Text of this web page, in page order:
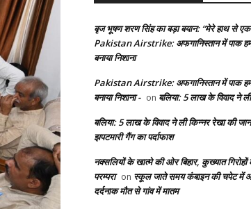
बृज भूषण शरण सिंह का बड़ा बयान: “मेरे हाथ से एक
Pakistan Airstrike: अफगानिस्तान में पाक
बनाया निशाना
Pakistan Airstrike: अफगानिस्तान में पाक
बनाया निशाना - on बलिया: 5 लाख के विवाद ने
बलिया: 5 लाख के विवाद ने ली किन्नर रेखा की
झपटमारी गैंग का पर्दाफाश
नक्सलियों के खात्मे की ओर बिहार, कुख्यात गिरोहों
परम्परा on स्कूल जाते समय कंबाइन की चपेट में
दर्दनाक मौत से गांव में मातम